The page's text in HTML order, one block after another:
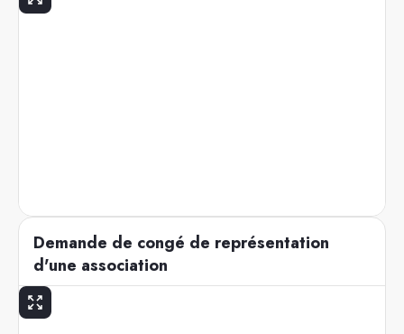
Demande de congé de représentation
d'une association